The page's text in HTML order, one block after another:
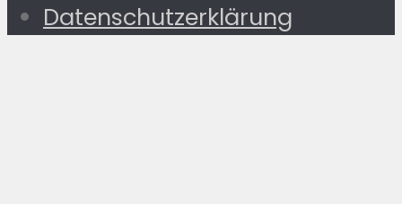
Datenschutzerklärung